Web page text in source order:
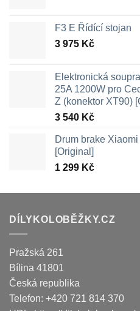
F3 E Řídící stojan
3 975 Kč
Elektronická
25A 1200W pro
Z (konektor XT90)
3 540 Kč
Drum brake
[Original]
1 299 Kč
DÍLYKOLOBĚŽKY.CZ
Pražská 261
Bílina 41801
Česká republika
Telefon: +420 721 814 370